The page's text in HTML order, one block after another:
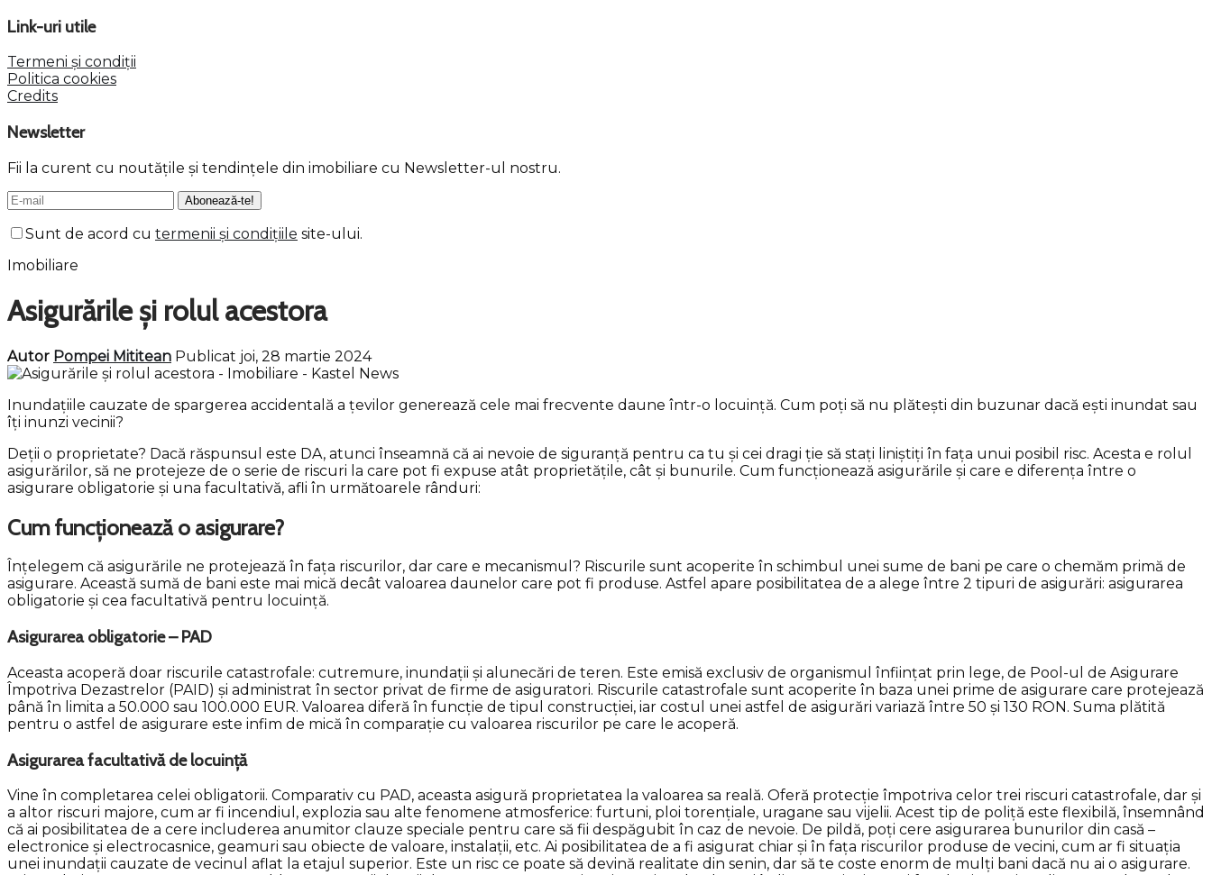
Link-uri utile
Termeni și condiții
Politica cookies
Credits
Newsletter
Fii la curent cu noutățile și tendințele din imobiliare cu Newsletter-ul nostru.
Sunt de acord cu termenii și condițiile site-ului.
Imobiliare
Asigurările și rolul acestora
Autor Pompei Mititean Publicat joi, 28 martie 2024
Inundațiile cauzate de spargerea accidentală a țevilor generează cele mai frecvente daune într-o locuință. Cum poți să nu plătești din buzunar dacă ești inundat sau
îți inunzi vecinii?
Deții o proprietate? Dacă răspunsul este DA, atunci înseamnă că ai nevoie de siguranță pentru ca tu și cei dragi ție să stați liniștiți în fața unui posibil risc. Acesta e rolul
asigurărilor, să ne protejeze de o serie de riscuri la care pot fi expuse atât proprietățile, cât și bunurile. Cum funcționează asigurările și care e diferența între o
asigurare obligatorie și una facultativă, afli în următoarele rânduri:
Cum funcționează o asigurare?
Înțelegem că asigurările ne protejează în fața riscurilor, dar care e mecanismul? Riscurile sunt acoperite în schimbul unei sume de bani pe care o chemăm primă de
asigurare. Această sumă de bani este mai mică decât valoarea daunelor care pot fi produse. Astfel apare posibilitatea de a alege între 2 tipuri de asigurări: asigurarea
obligatorie și cea facultativă pentru locuință.
Asigurarea obligatorie – PAD
Aceasta acoperă doar riscurile catastrofale: cutremure, inundații și alunecări de teren. Este emisă exclusiv de organismul înființat prin lege, de Pool-ul de Asigurare
Împotriva Dezastrelor (PAID) și administrat în sector privat de firme de asiguratori. Riscurile catastrofale sunt acoperite în baza unei prime de asigurare care protejează
până în limita a 50.000 sau 100.000 EUR. Valoarea diferă în funcție de tipul construcției, iar costul unei astfel de asigurări variază între 50 și 130 RON. Suma plătită
pentru o astfel de asigurare este infim de mică în comparație cu valoarea riscurilor pe care le acoperă.
Asigurarea facultativă de locuință
Vine în completarea celei obligatorii. Comparativ cu PAD, aceasta asigură proprietatea la valoarea sa reală. Oferă protecție împotriva celor trei riscuri catastrofale, dar și
a altor riscuri majore, cum ar fi incendiul, explozia sau alte fenomene atmosferice: furtuni, ploi torențiale, uragane sau vijelii. Acest tip de poliță este flexibilă, însemnând
că ai posibilitatea de a cere includerea anumitor clauze speciale pentru care să fii despăgubit în caz de nevoie. De pildă, poți cere asigurarea bunurilor din casă –
electronice și electrocasnice, geamuri sau obiecte de valoare, instalații, etc. Ai posibilitatea de a fi asigurat chiar și în fața riscurilor produse de vecini, cum ar fi situația
unei inundații cauzate de vecinul aflat la etajul superior. Este un risc ce poate să devină realitate din senin, dar să te coste enorm de mulți bani dacă nu ai o asigurare.